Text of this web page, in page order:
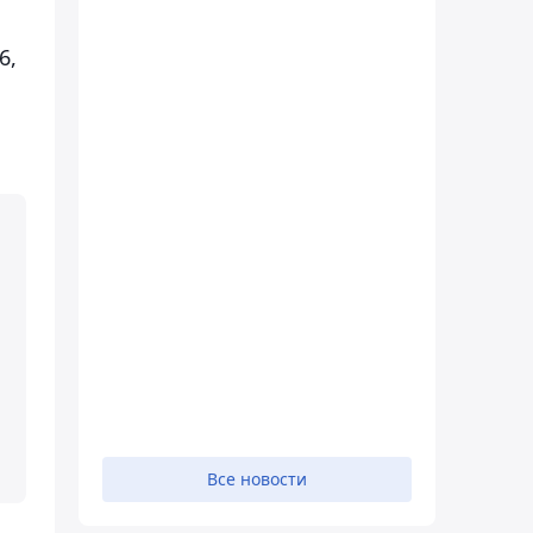
Все новости